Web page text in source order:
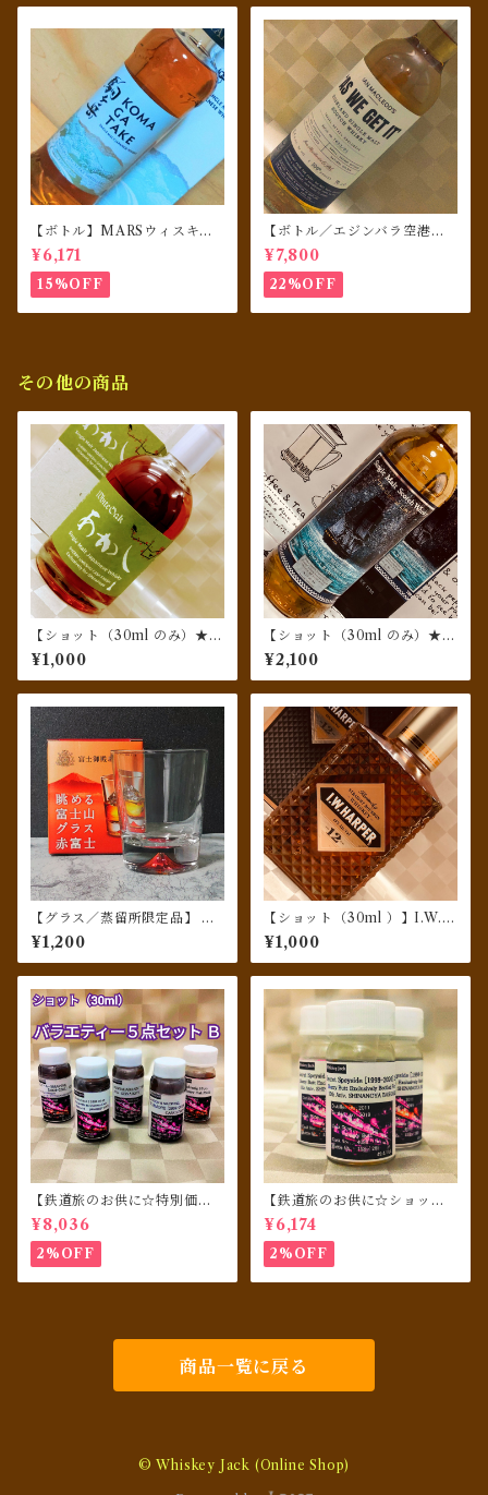
【ボトル】MARSウィスキ
ー シングルモルト駒ヶ岳
¥6,171
15%OFF
【ボトル／エジンバラ空港免
税店限定】 AS WE GET IT 1
06 proof ハイランドシング
ルモルト カスクストレングス
TR23/01／イアンマックロー
ド
¥7,800
22%OFF
その他の商品
【ショット（30ml のみ）★珍
しいジャパニーズ】シングル
モルト あかし[2015-2021] リ
フィルシェリー梅酒カスクフ
A
¥1,000
【ショット（30ml のみ）★周
年記念もの】シークレット
スペイサイド [1998-2020] 2
2yo シェリーバット#4088 f
念
¥2,100
【グラス／蒸留所限定品】 眺
める富士山グラス（赤富士）
¥1,200
【ショット（30ml ）】I.W.
ハーパー12年
¥1,000
【鉄道旅のお供に☆特別価格
でご提供★１セットのみ】 シ
ョット（30ml瓶）バラエティ
５点セットB
¥8,036
2%OFF
【鉄道旅のお供に☆ショット
（30ml ）×３本セット★周年
記念もの】シークレット ス
ペイサイド [1998-2020] 22y
o シェリーバット#4088 for
信濃屋 馬車道店10周年記念
¥6,174
2%OFF
商品一覧に戻る
© Whiskey Jack (Online Shop)